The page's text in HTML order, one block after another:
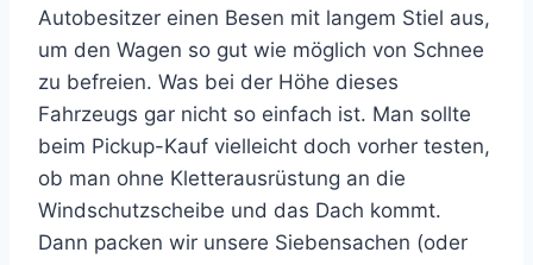
Autobesitzer einen Besen mit langem Stiel aus,
um den Wagen so gut wie möglich von Schnee
zu befreien. Was bei der Höhe dieses
Fahrzeugs gar nicht so einfach ist. Man sollte
beim Pickup-Kauf vielleicht doch vorher testen,
ob man ohne Kletterausrüstung an die
Windschutzscheibe und das Dach kommt.
Dann packen wir unsere Siebensachen (oder